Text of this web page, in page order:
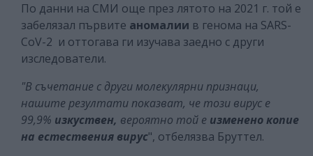
По данни на СМИ още през лятото на 2021 г. той е
забелязал първите аномалии в генома на SARS-
CoV-2 и оттогава ги изучава заедно с други
изследователи.
"В съчетание с други молекулярни признаци,
нашите резултати показват, че този вирус е
99,9% изкуствен, вероятно той е изменено копие
на естествения вирус", отбелязва Бруттел.